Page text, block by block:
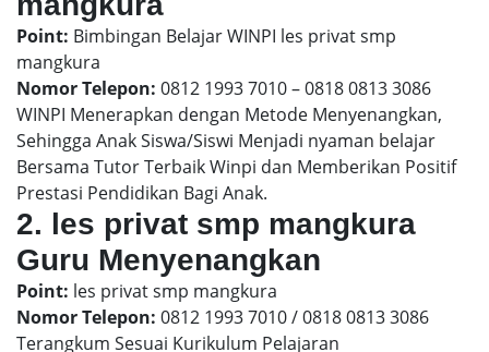
Point: Bimbingan Belajar WINPI les privat smp
mangkura
Nomor Telepon: 0812 1993 7010 – 0818 0813 3086
WINPI Menerapkan dengan Metode Menyenangkan,
Sehingga Anak Siswa/Siswi Menjadi nyaman belajar
Bersama Tutor Terbaik Winpi dan Memberikan Positif
Prestasi Pendidikan Bagi Anak.
2. les privat smp mangkura
Guru Menyenangkan
Point: les privat smp mangkura
Nomor Telepon: 0812 1993 7010 / 0818 0813 3086
Terangkum Sesuai Kurikulum Pelajaran